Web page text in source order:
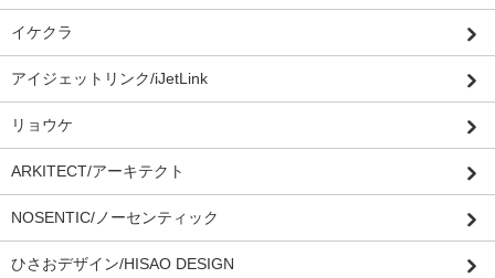
イケクラ
アイジェットリンク/iJetLink
リョウケ
ARKITECT/アーキテクト
NOSENTIC/ノーセンティック
ひさおデザイン/HISAO DESIGN